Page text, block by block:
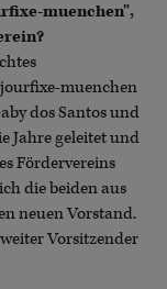
muenchen",
muenchen
dos Santos und
Jahre geleitet und
Fördervereins
die beiden aus
neuen Vorstand.
Vorsitzender